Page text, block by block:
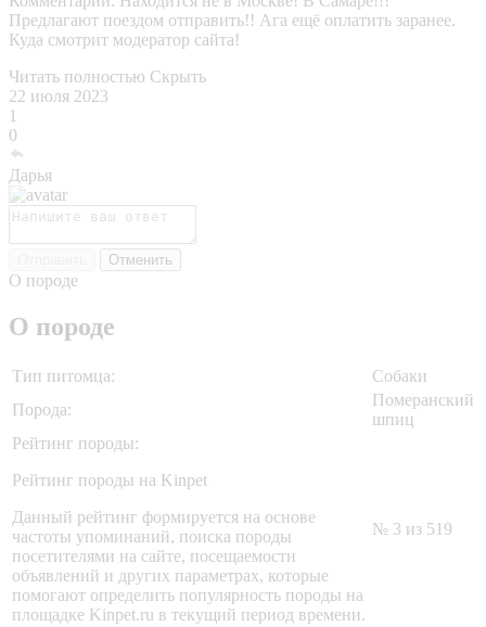
Предлагают поездом отправить!! Ага ещё оплатить заранее.
Куда смотрит модератор сайта!
Читать полностью Скрыть
22 июля 2023
1
0
Дарья
Отменить
О породе
О породе
Тип питомца:
Собаки
Порода:
Померанский
шпиц
Рейтинг породы:
Рейтинг породы на Kinpet
Данный рейтинг формируется на основе
частоты упоминаний, поиска породы
посетителями на сайте, посещаемости
объявлений и других параметрах, которые
помогают определить популярность породы на
площадке Kinpet.ru в текущий период времени.
№ 3 из 519